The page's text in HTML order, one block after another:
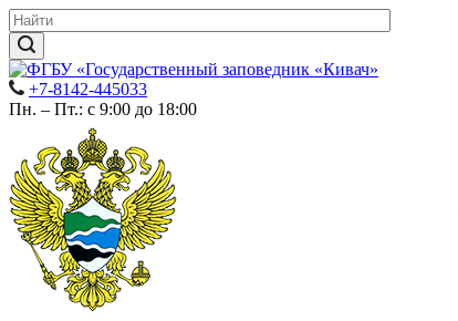
+7-8142-445033
Пн. – Пт.: с 9:00 до 18:00